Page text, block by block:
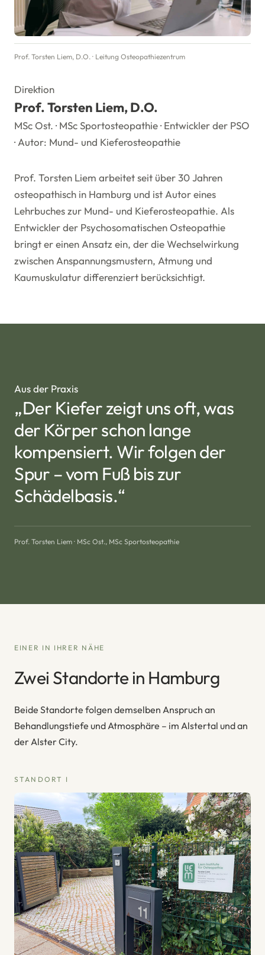
Prof. Torsten Liem, D.O. · Leitung Osteopathiezentrum
Direktion
Prof. Torsten Liem, D.O.
MSc Ost. · MSc Sportosteopathie · Entwickler der PSO
· Autor: Mund- und Kieferosteopathie
Prof. Torsten Liem arbeitet seit über 30 Jahren
osteopathisch in Hamburg und ist Autor eines
Lehrbuches zur Mund- und Kieferosteopathie. Als
Entwickler der Psychosomatischen Osteopathie
bringt er einen Ansatz ein, der die Wechselwirkung
zwischen Anspannungsmustern, Atmung und
Kaumuskulatur differenziert berücksichtigt.
Aus der Praxis
„Der Kiefer zeigt uns oft, was
der Körper schon lange
kompensiert. Wir folgen der
Spur – vom Fuß bis zur
Schädelbasis.“
Prof. Torsten Liem · MSc Ost., MSc Sportosteopathie
EINER IN IHRER NÄHE
Zwei Standorte in Hamburg
Beide Standorte folgen demselben Anspruch an
Behandlungstiefe und Atmosphäre – im Alstertal und an
der Alster City.
STANDORT I